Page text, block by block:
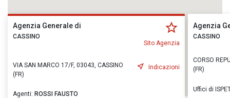
Agenzia Generale di
CASSINO
Sito Agenzia
VIA SAN MARCO 17/F, 03043, CASSINO
(FR)
Indicazioni
Agenti: ROSSI FAUSTO
Agenzia
CASSINO
CORSO
(FR)
Uffici di